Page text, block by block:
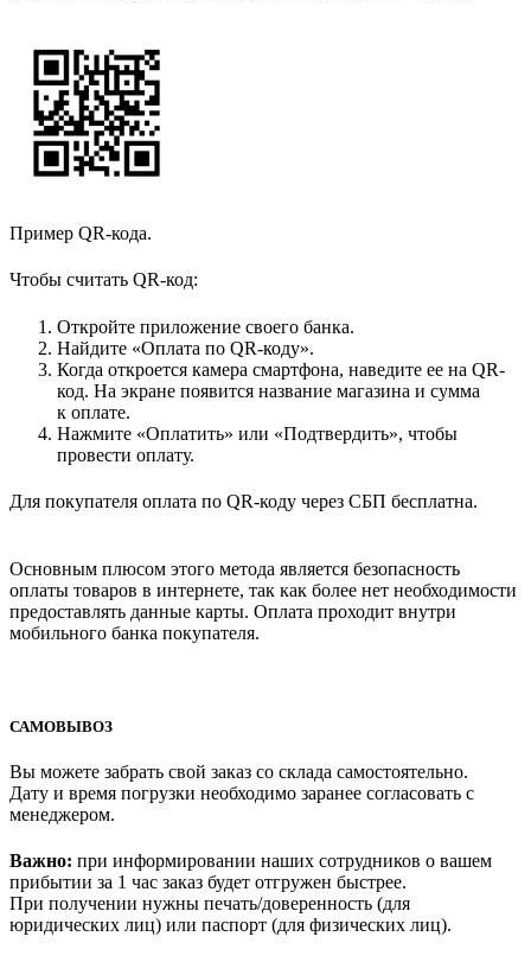
Пример QR-кода.
Чтобы считать QR-код:
Откройте приложение своего банка.
Найдите «Оплата по QR-коду».
Когда откроется камера смартфона, наведите ее на QR-
код. На экране появится название магазина и сумма
к оплате.
Нажмите «Оплатить» или «Подтвердить», чтобы
провести оплату.
Для покупателя оплата по QR-коду через СБП бесплатна.
Основным плюсом этого метода является безопасность
оплаты товаров в интернете, так как более нет необходимости
предоставлять данные карты. Оплата проходит внутри
мобильного банка покупателя.
САМОВЫВОЗ
Вы можете забрать свой заказ со склада самостоятельно.
Дату и время погрузки необходимо заранее согласовать с
менеджером.
Важно: при информировании наших сотрудников о вашем
прибытии за 1 час заказ будет отгружен быстрее.
При получении нужны печать/доверенность (для
юридических лиц) или паспорт (для физических лиц).